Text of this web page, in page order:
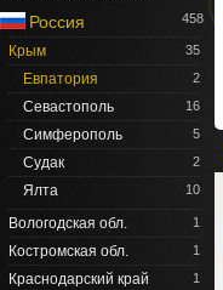
Россия
458
Крым 35
Евпатория 2
Севастополь 16
Симферополь 5
Судак 2
Ялта 10
Вологодская обл. 1
Костромская обл. 1
Краснодарский край 1